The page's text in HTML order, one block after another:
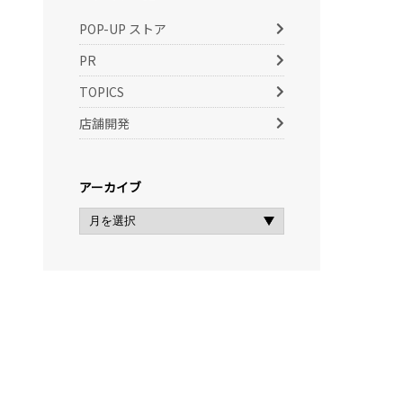
POP-UP ストア
PR
TOPICS
店舗開発
アーカイブ